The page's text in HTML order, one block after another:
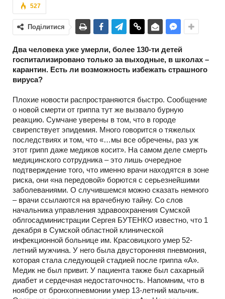
527
Поділитися
Два человека уже умерли, более 130-ти детей
госпитализировано только за выходные, в школах –
карантин. Есть ли возможность избежать страшного
вируса?
Плохие новости распространяются быстро. Сообщение
о новой смерти от гриппа тут же вызвало бурную
реакцию. Сумчане уверены в том, что в городе
свирепствует эпидемия. Много говорится о тяжелых
последствиях и том, что «…мы все обречены, раз уж
этот грипп даже медиков косит». На самом деле смерть
медицинского сотрудника – это лишь очередное
подтверждение того, что именно врачи находятся в зоне
риска, они «на передовой» борются с серьезнейшими
заболеваниями. О случившемся можно сказать немного
– врачи ссылаются на врачебную тайну. Со слов
начальника управления здравоохранения Сумской
облгосадминистрации Сергея БУТЕНКО известно, что 1
декабря в Сумской областной клинической
инфекционной больнице им. Красовицкого умер 52-
летний мужчина. У него была двусторонняя пневмония,
которая стала следующей стадией после гриппа «А».
Медик не был привит. У пациента также был сахарный
диабет и сердечная недостаточность. Напомним, что в
ноябре от бронхопневмонии умер 13-летний мальчик.